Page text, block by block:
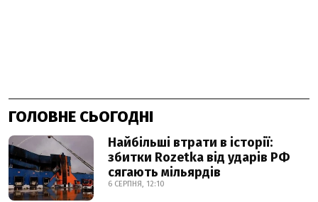
ГОЛОВНЕ СЬОГОДНІ
Найбільші втрати в історії:
збитки Rozetka від ударів РФ
сягають мільярдів
6 СЕРПНЯ, 12:10